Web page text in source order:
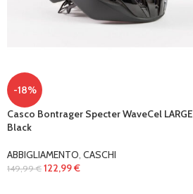
-18%
Casco Bontrager Specter WaveCel LARGE
Black
ABBIGLIAMENTO CASCHI
149,99€ 122,99€